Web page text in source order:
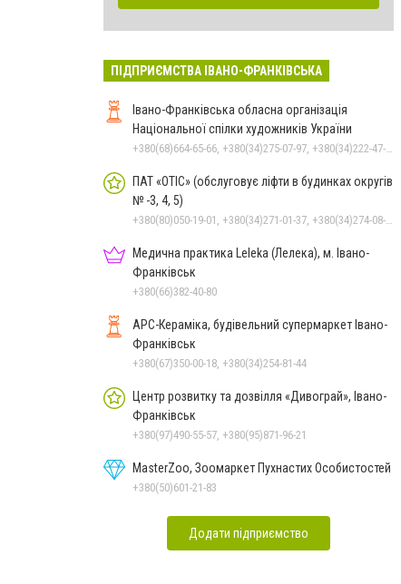
ПІДПРИЄМСТВА ІВАНО-ФРАНКІВСЬКА
Івано-Франківська обласна організація
Національної спілки художників України
ПАТ «ОТІС» (обслуговує ліфти в будинках округів
№ -3, 4, 5)
Медична практика Leleka (Лелека), м. Івано-
Франківськ
+380(66)382-40-80
АРС-Кераміка, будівельний супермаркет Івано-
Франківськ
+380(67)350-00-18, +380(34)254-81-44
Центр розвитку та дозвілля «Дивограй», Івано-
Франківськ
+380(97)490-55-57, +380(95)871-96-21
MasterZoo, Зоомаркет Пухнастих Особистостей
+380(50)601-21-83
Додати підприємство